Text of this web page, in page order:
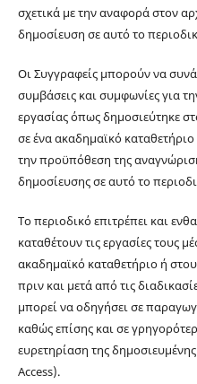
σχετικά με την αναφορά στον
δημοσίευση σε αυτό το
Οι Συγγραφείς μπορούν να
συμβάσεις και συμφωνίες για
εργασίας όπως δημοσιεύτηκε
σε ένα ακαδημαϊκό
την προϋπόθεση της
δημοσίευσης σε αυτό το
Το περιοδικό επιτρέπει και
καταθέτουν τις εργασίες τους
ακαδημαϊκό καταθετήριο ή
πριν και μετά από τις
μπορεί να οδηγήσει σε
καθώς επίσης και σε
ευρετηρίαση της
Access).